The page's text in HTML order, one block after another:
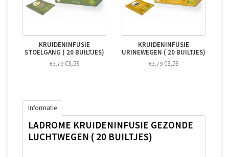
KRUIDENINFUSIE
STOELGANG ( 20 BUILTJES)
€3,79 €3,59
KRUIDENINFUSIE
URINEWEGEN ( 20 BUILTJES)
€3,79 €3,59
Informatie
LADROME KRUIDENINFUSIE GEZONDE
LUCHTWEGEN ( 20 BUILTJES)